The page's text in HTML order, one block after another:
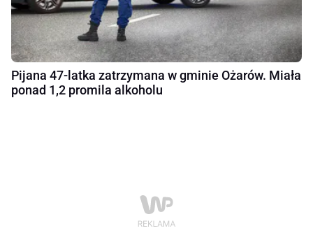
Pijana 47-latka zatrzymana w gminie Ożarów. Miała
ponad 1,2 promila alkoholu